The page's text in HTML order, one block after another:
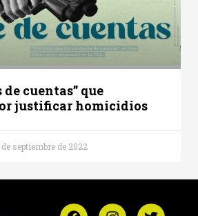
de cuentas” que
justificar homicidios
de septiembre de 2022